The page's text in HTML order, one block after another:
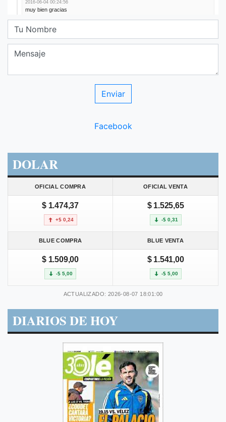
Facebook
DOLAR
OFICIAL COMPRA OFICIAL VENTA
$ 1.474,37
+$ 0,24
$ 1.525,65
-$ 0,31
BLUE COMPRA BLUE VENTA
$ 1.509,00
-$ 5,00
$ 1.541,00
-$ 5,00
ACTUALIZADO: 2026-08-07 18:01:00
DIARIOS DE HOY